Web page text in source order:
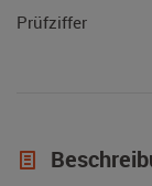
Prüfziffer